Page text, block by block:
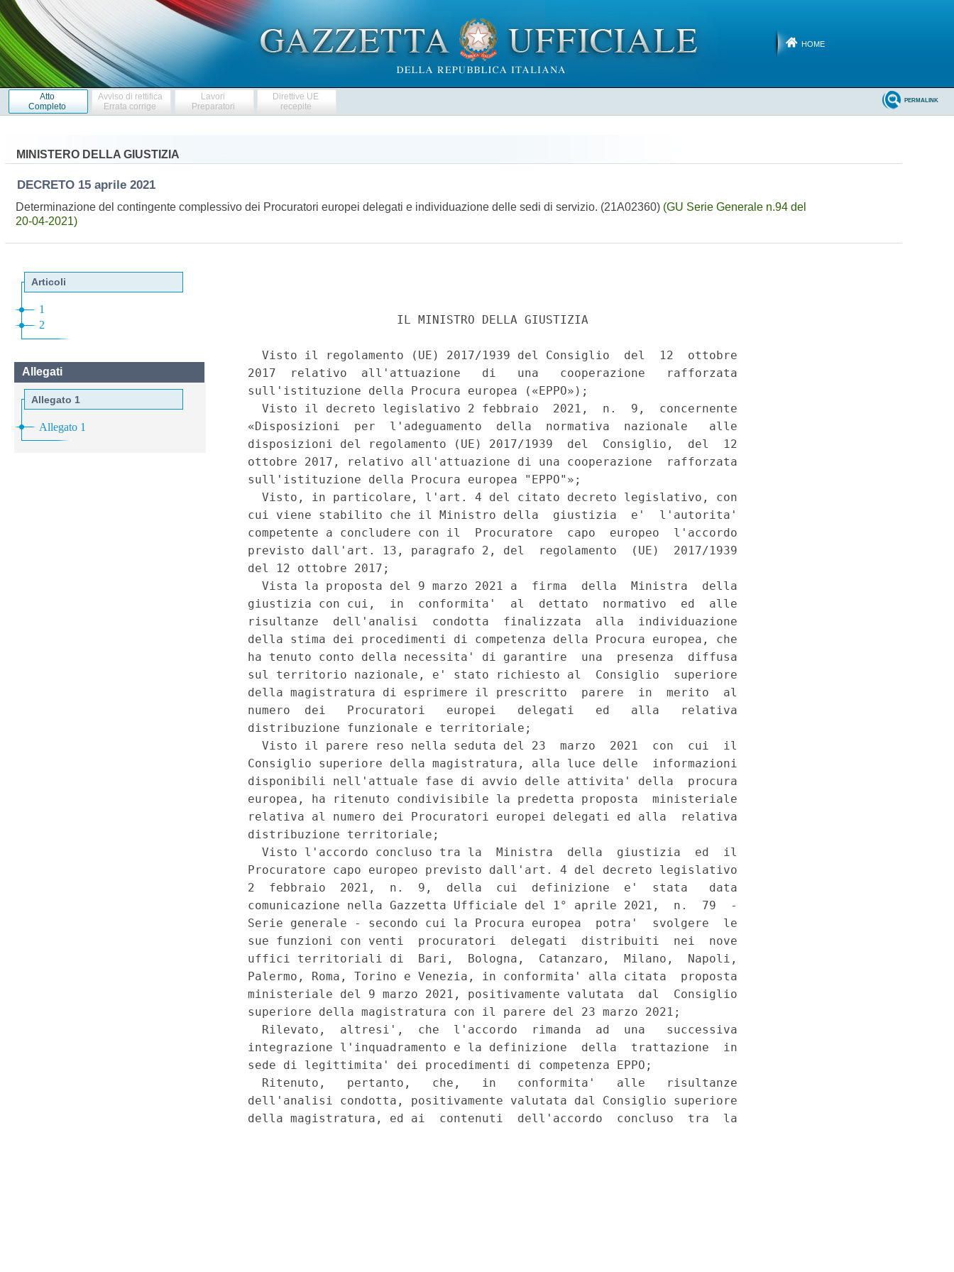
HOME
Atto
Completo
Avviso di rettifica
Errata corrige
Lavori
Preparatori
Direttive UE
recepite
PERMALINK
MINISTERO DELLA GIUSTIZIA
DECRETO 15 aprile 2021
Determinazione del contingente complessivo dei Procuratori europei delegati e individuazione delle sedi di servizio. (21A02360) (GU Serie Generale n.94 del
20-04-2021)